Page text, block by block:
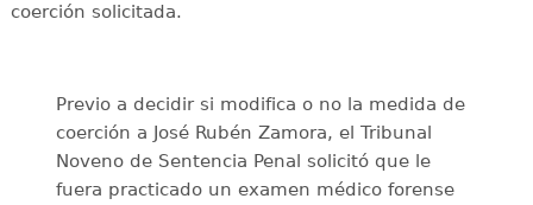
coerción solicitada.
Previo a decidir si modifica o no la medida de
coerción a José Rubén Zamora, el Tribunal
Noveno de Sentencia Penal solicitó que le
fuera practicado un examen médico forense